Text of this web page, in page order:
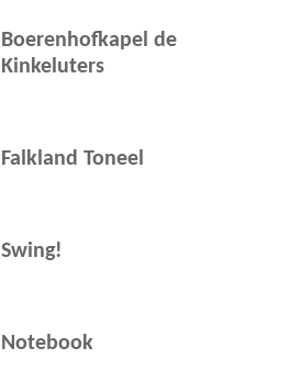
Boerenhofkapel de
Kinkeluters
Falkland Toneel
Swing!
Notebook